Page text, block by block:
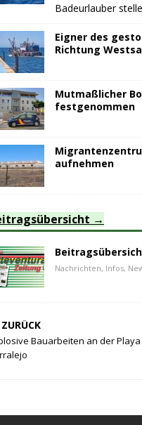
Badeurlauber
Eigner des
Richtung
Mutmaßlicher
festgenommen
aufnehmen
Nachrichten, Infos,
ZURÜCK
Bauarbeiten an der